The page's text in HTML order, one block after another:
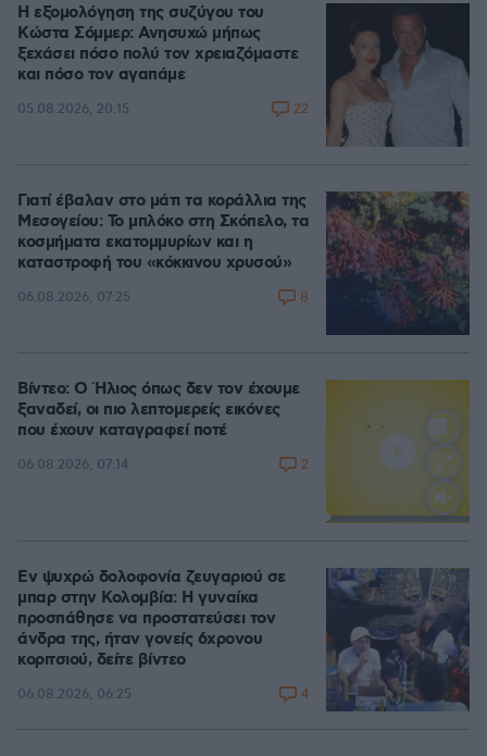
Η εξομολόγηση της συζύγου του
Κώστα Σόμμερ: Ανησυχώ μήπως
ξεχάσει πόσο πολύ τον χρειαζόμαστε
και πόσο τον αγαπάμε
05.08.2026, 20:15 22
Γιατί έβαλαν στο μάτι τα κοράλλια της
Μεσογείου: Το μπλόκο στη Σκόπελο, τα
κοσμήματα εκατομμυρίων και η
καταστροφή του «κόκκινου χρυσού»
06.08.2026, 07:25 8
Loaded:
Βίντεο: Ο Ήλιος όπως δεν τον έχουμε
ξαναδεί, οι πιο λεπτομερείς εικόνες
που έχουν καταγραφεί ποτέ
06.08.2026, 07:14 2
Εν ψυχρώ δολοφονία ζευγαριού σε
μπαρ στην Κολομβία: Η γυναίκα
προσπάθησε να προστατεύσει τον
άνδρα της, ήταν γονείς 6χρονου
κοριτσιού, δείτε βίντεο
06.08.2026, 06:25 4